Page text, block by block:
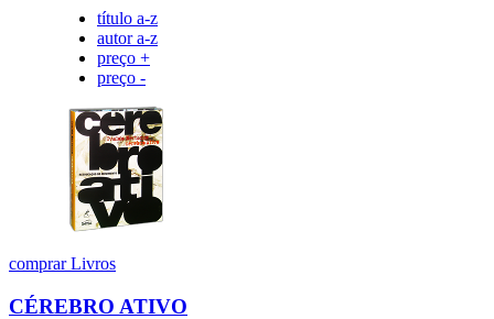
título a-z
autor a-z
preço +
preço -
comprarLivros
CÉREBRO ATIVO